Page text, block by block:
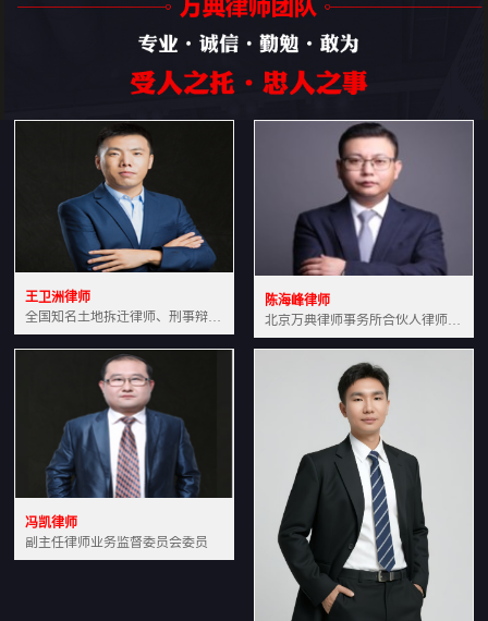
王卫洲律师
全国知名土地拆迁律师、刑事辩护律师北京万典律师事务所主任中国法学会会员北京市行政法研究会理事
陈海峰律师
北京万典律师事务所合伙人律师土地房产专业资深律师
冯凯律师
副主任律师业务监督委员会委员